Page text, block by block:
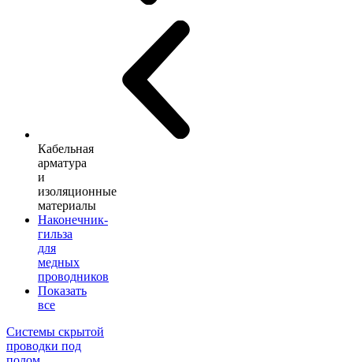
Кабельная
арматура
и
изоляционные
материалы
Наконечник-
гильза
для
медных
проводников
Показать
все
Системы скрытой
проводки под